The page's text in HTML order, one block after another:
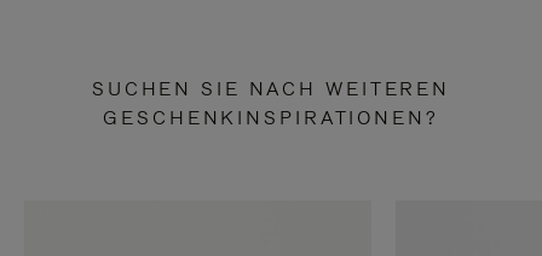
SUCHEN SIE NACH WEITEREN
GESCHENKINSPIRATIONEN?